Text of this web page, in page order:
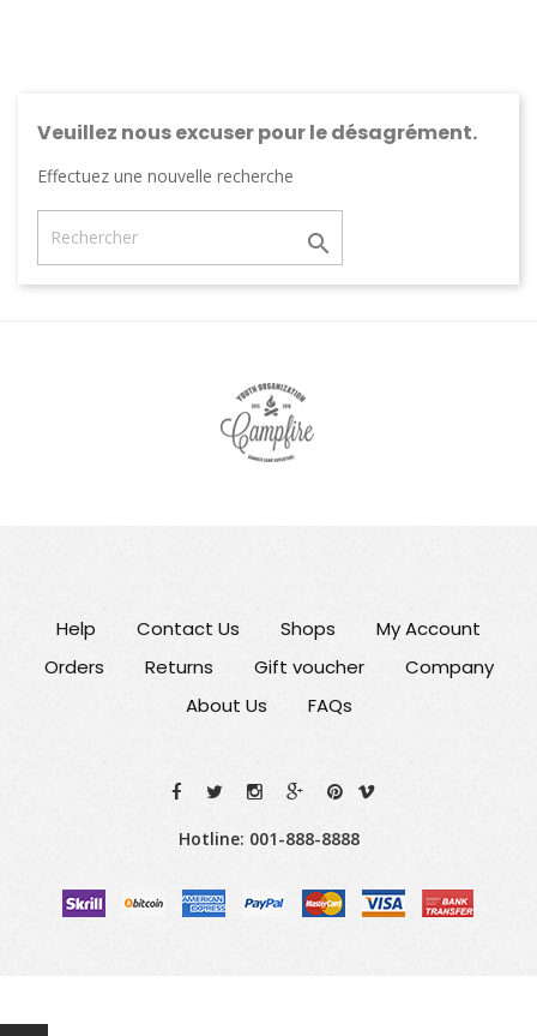
Veuillez nous excuser pour le désagrément.
Effectuez une nouvelle recherche

Help Contact Us Shops
My Account
Orders
Returns Gift voucher
Company
About Us
FAQs
Hotline: 001-888-8888